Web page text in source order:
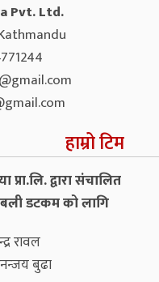
Pvt. Ltd.
हाम्रो टिम
प्रा.लि. द्वारा संचालित
डटकम को लागि
रावल
बुढा